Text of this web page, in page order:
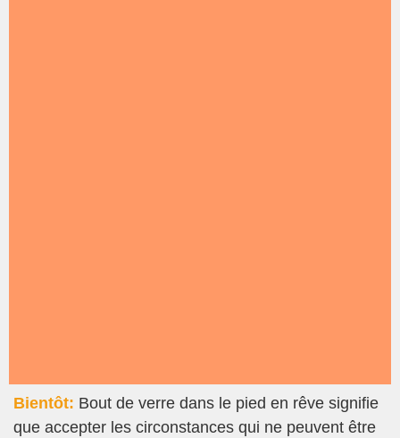
Bientôt: Bout de verre dans le pied en rêve signifie
que accepter les circonstances qui ne peuvent être